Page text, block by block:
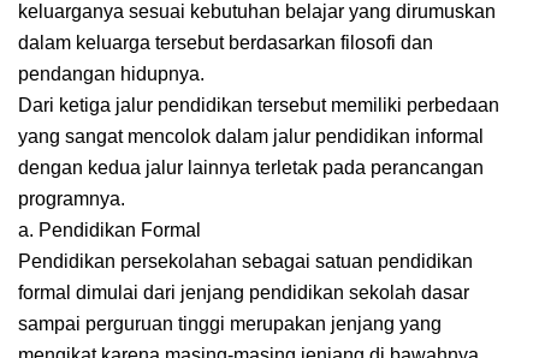
keluarganya sesuai kebutuhan belajar yang dirumuskan
dalam keluarga tersebut berdasarkan filosofi dan
pendangan hidupnya.
Dari ketiga jalur pendidikan tersebut memiliki perbedaan
yang sangat mencolok dalam jalur pendidikan informal
dengan kedua jalur lainnya terletak pada perancangan
programnya.
a. Pendidikan Formal
Pendidikan persekolahan sebagai satuan pendidikan
formal dimulai dari jenjang pendidikan sekolah dasar
sampai perguruan tinggi merupakan jenjang yang